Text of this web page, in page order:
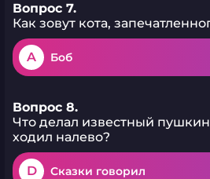
Вопрос 7.
Как зовут кота,
A Боб
Вопрос 8.
Что делал известный
ходил налево?
D Сказки говорил